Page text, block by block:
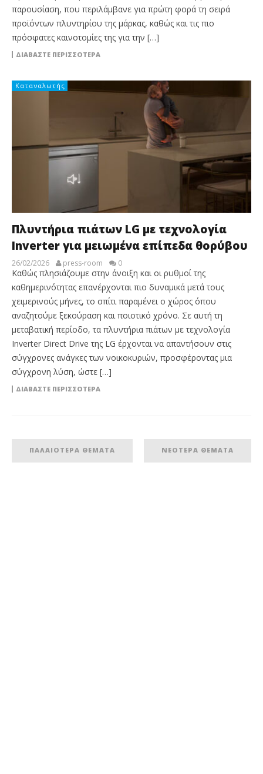
παρουσίαση, που περιλάμβανε για πρώτη φορά τη σειρά
προϊόντων πλυντηρίου της μάρκας, καθώς και τις πιο
πρόσφατες καινοτομίες της για την […]
ΔΙΑΒΆΣΤΕ ΠΕΡΙΣΣΌΤΕΡΑ
Καταναλωτής
Πλυντήρια πιάτων LG με τεχνολογία
Inverter για μειωμένα επίπεδα θορύβου
26/02/2026 press-room 0
Καθώς πλησιάζουμε στην άνοιξη και οι ρυθμοί της
καθημερινότητας επανέρχονται πιο δυναμικά μετά τους
χειμερινούς μήνες, το σπίτι παραμένει ο χώρος όπου
αναζητούμε ξεκούραση και ποιοτικό χρόνο. Σε αυτή τη
μεταβατική περίοδο, τα πλυντήρια πιάτων με τεχνολογία
Inverter Direct Drive της LG έρχονται να απαντήσουν στις
σύγχρονες ανάγκες των νοικοκυριών, προσφέροντας μια
σύγχρονη λύση, ώστε […]
ΔΙΑΒΆΣΤΕ ΠΕΡΙΣΣΌΤΕΡΑ
ΠΑΛΑΙΌΤΕΡΑ ΘΈΜΑΤΑ ΝΕΌΤΕΡΑ ΘΈΜΑΤΑ